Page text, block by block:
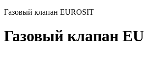
Газовый клапан EUROSIT
Газовый клапан